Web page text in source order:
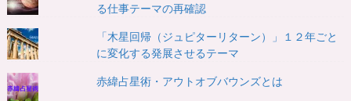
る仕事テーマの再確認
「木星回帰（ジュピターリターン）」１２年ごと
に変化する発展させるテーマ
赤緯占星術・アウトオブバウンズとは